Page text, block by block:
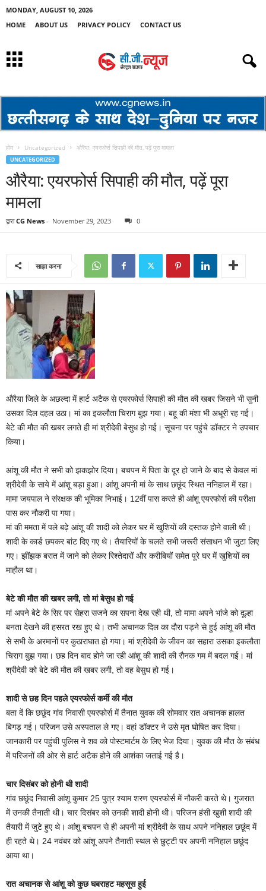
MONDAY, AUGUST 10, 2026
HOME
ABOUT US PRIVACY POLICY CONTACT US
होम Uncategorized औरैया: एयरफोर्स सिपाही की मौत, पढ़ें पूरा मामला
UNCATEGORIZED
औरैया: एयरफोर्स सिपाही की मौत, पढ़ें पूरा
मामला
द्वारा CG News - November 29, 2023 0
साझा करना
औरैया जिले के अछल्दा में हार्ट अटैक से एयरफोर्स सिपाही की मौत की खबर जिसने भी सुनी
उसका दिल दहल उठा। मां का इकलौता चिराग बुझ गया। बहू की मंशा भी अधूरी रह गई।
बेटे की मौत की खबर लगते ही मां श्रीदेवी बेसुध हो गई। सूचना पर पहुंचे डॉक्टर ने उपचार
किया।
आंशू की मौत ने सभी को झकझोर दिया। बचपन में पिता के दूर हो जाने के बाद से केवल मां
श्रीदेवी के साये में आंशू बड़ा हुआ। आंशू अपनी मां के साथ छछूंद स्थित ननिहाल में रहा।
मामा जयपाल ने संरक्षक की भूमिका निभाई। 12वीं पास करते ही आंशू एयरफोर्स की परीक्षा
पास कर नौकरी पा गया।
मां की ममता में पले बढ़े आंशू की शादी को लेकर घर में खुशियों की दस्तक होने वाली थी।
शादी के कार्ड छपकर बांट दिए गए थे। तैयारियों के चलते सभी जरूरी संसाधन भी जुटा लिए
गए। झींझक बरात में जाने को लेकर रिश्तेदारों और करीबियों समेत पूरे घर में खुशियों का
माहौल था।
बेटे की मौत की खबर लगी, तो मां बेसुध हो गई
मां अपने बेटे के सिर पर सेहरा सजने का सपना देख रही थी, तो मामा अपने भांजे को दूल्हा
बनता देखने की हसरत रख हुए थे। तभी अचानक दिल का दौरा पड़ने से हुई आंशू की मौत
से सभी के अरमानों पर कुठाराघात हो गया। मां श्रीदेवी के जीवन का सहारा उसका इकलौता
चिराग बुझ गया। छह दिन बाद होने जा रही आंशू की शादी की रौनक गम में बदल गई। मां
श्रीदेवी को बेटे की मौत की खबर लगी, तो वह बेसुध हो गई।
शादी से छह दिन पहले एयरफोर्स कर्मी की मौत
बता दें कि छछूंद गांव निवासी एयरफोर्स में तैनात युवक की सोमवार रात अचानक हालत
बिगड़ गई। परिजन उसे अस्पताल ले गए। वहां डॉक्टर ने उसे मृत घोषित कर दिया।
जानकारी पर पहुंची पुलिस ने शव को पोस्टमार्टम के लिए भेज दिया। युवक की मौत के संबंध
में परिजनों की ओर से हार्ट अटैक होने की आशंका जताई गई है।
चार दिसंबर को होनी थी शादी
गांव छछूंद निवासी आंशू कुमार 25 पुत्र श्याम शरण एयरफोर्स में नौकरी करते थे। गुजरात
में उनकी तैनाती थी। चार दिसंबर को उनकी शादी होनी थी। परिजन हंसी खुशी शादी की
तैयारी में जुटे हुए थे। आंशू बचपन से ही अपनी मां श्रीदेवी के साथ अपने ननिहाल छछूंद में
ही रहते थे। 24 नवंबर को आंशू अपने तैनाती स्थल से छुट्टी पर अपनी ननिहाल छछूंद
आया था।
रात अचानक से आंशू को कुछ घबराहट महसूस हुई